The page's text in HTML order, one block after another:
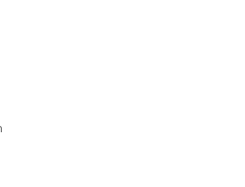
y los pasos de configuración,
ARTÍCULO SU PROBLEMA?
cómo podemos mejorar!